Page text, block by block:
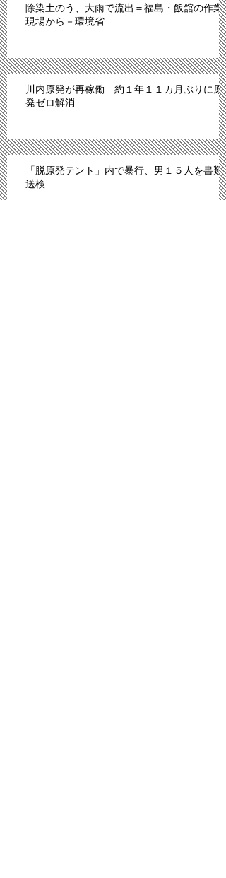
除染土のう、大雨で流出＝福島・飯舘の作業
現場から－環境省
川内原発が再稼働 約１年１１カ月ぶりに原
発ゼロ解消
「脱原発テント」内で暴行、男１５人を書類
送検